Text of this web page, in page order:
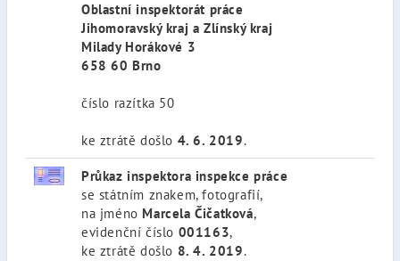
Oblastní inspektorát práce
Jihomoravský kraj a Zlínský kraj
Milady Horákové 3
658 60 Brno
číslo razítka 50
ke ztrátě došlo 4. 6. 2019.
Průkaz inspektora inspekce práce
se státním znakem, fotografií,
na jméno Marcela Čičatková,
evidenční číslo 001163,
ke ztrátě došlo 8. 4. 2019.